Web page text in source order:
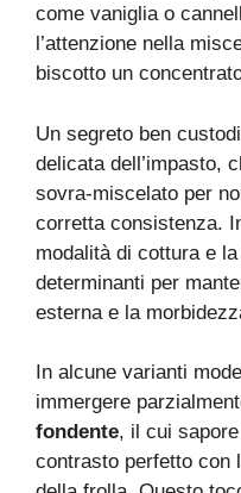
come vaniglia o
l’attenzione nella
biscotto un
Un segreto ben
delicata dell’impasto,
sovra-miscelato per
corretta consistenza.
modalità di cottura e
determinanti per
esterna e la
In alcune varianti
immergere
fondente, il cui
contrasto perfetto con